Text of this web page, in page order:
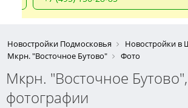
Новостройки Подмосковья
Новостройки в
Мкрн. "Восточное Бутово"
Фото
Мкрн. "Восточное Бутово",
фотографии